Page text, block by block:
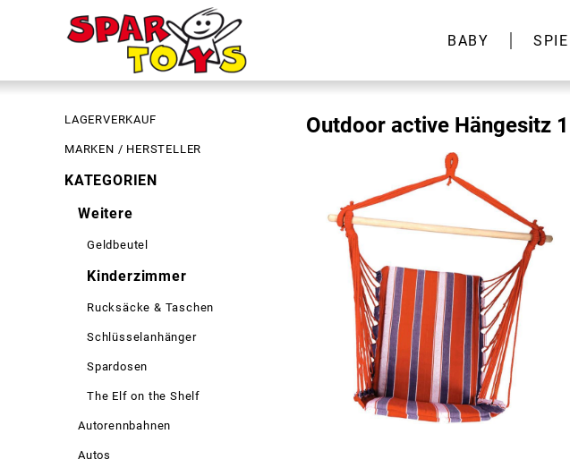
BABY
LAGERVERKAUF
MARKEN / HERSTELLER
KATEGORIEN
Weitere
Geldbeutel
Kinderzimmer
Rucksäcke & Taschen
Schlüsselanhänger
Spardosen
The Elf on the Shelf
Autorennbahnen
Autos
Outdoor active Hängesitz